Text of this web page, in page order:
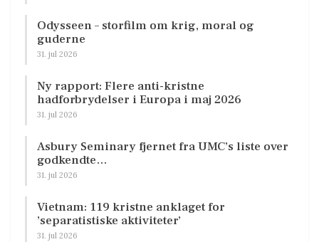
Odysseen – storfilm om krig, moral og
guderne
31. jul 2026
Ny rapport: Flere anti-kristne
hadforbrydelser i Europa i maj 2026
31. jul 2026
Asbury Seminary fjernet fra UMC’s liste over
godkendte…
31. jul 2026
Vietnam: 119 kristne anklaget for
’separatistiske aktiviteter’
31. jul 2026